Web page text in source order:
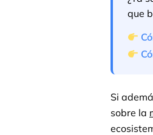
que
Si
sobre la